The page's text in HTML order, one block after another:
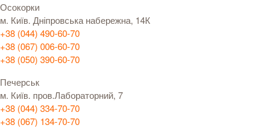
Осокорки
м. Київ. Дніпровська набережна, 14К
+38 (044) 490-60-70
+38 (067) 006-60-70
+38 (050) 390-60-70
Печерськ
м. Київ. пров.Лабораторний, 7
+38 (044) 334-70-70
+38 (067) 134-70-70